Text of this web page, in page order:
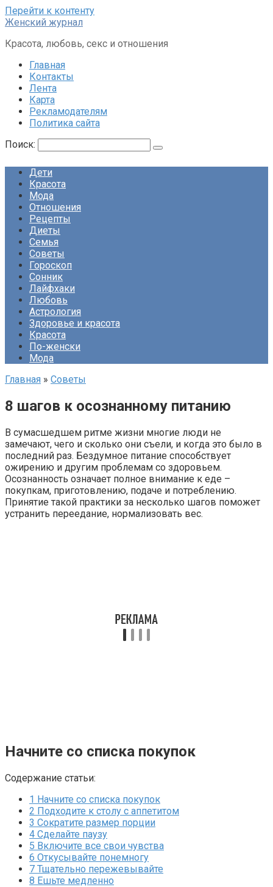
Перейти к контенту
Женский журнал
Красота, любовь, секс и отношения
Главная
Контакты
Лента
Карта
Рекламодателям
Политика сайта
Поиск:
Дети
Красота
Мода
Отношения
Рецепты
Диеты
Семья
Советы
Гороскоп
Сонник
Лайфхаки
Любовь
Астрология
Здоровье и красота
Красота
По-женски
Мода
Главная » Советы
8 шагов к осознанному питанию
В сумасшедшем ритме жизни многие люди не
замечают, чего и сколько они съели, и когда это было в
последний раз. Бездумное питание способствует
ожирению и другим проблемам со здоровьем.
Осознанность означает полное внимание к еде –
покупкам, приготовлению, подаче и потреблению.
Принятие такой практики за несколько шагов поможет
устранить переедание, нормализовать вес.
Начните со списка покупок
Содержание статьи:
1 Начните со списка покупок
2 Подходите к столу с аппетитом
3 Сократите размер порции
4 Сделайте паузу
5 Включите все свои чувства
6 Откусывайте понемногу
7 Тщательно пережевывайте
8 Ешьте медленно